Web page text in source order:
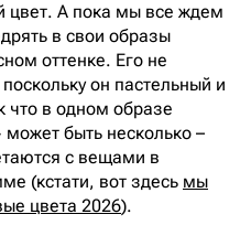
цвет. А пока мы все ждем
в свои образы
оттенке. Его не
он пастельный и
что в одном образе
быть несколько –
с вещами в
(кстати, вот здесь мы
цвета 2026).